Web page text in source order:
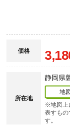
価格
所在地
静岡県
地
※地図上
表すもの
す。